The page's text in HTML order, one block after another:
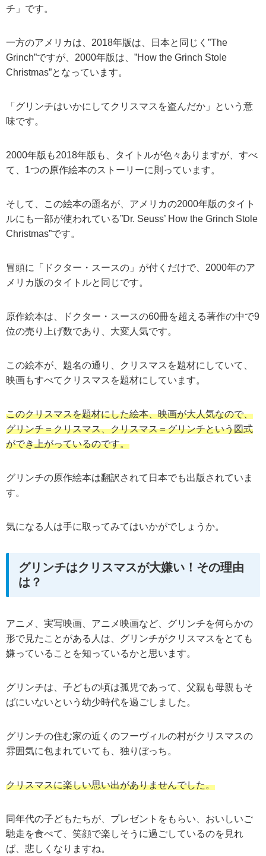
チ」です。
一方のアメリカは、2018年版は、日本と同じく”The
Grinch”ですが、2000年版は、”How the Grinch Stole
Christmas”となっています。
「グリンチはいかにしてクリスマスを盗んだか」という意
味です。
2000年版も2018年版も、タイトルが色々ありますが、すべ
て、1つの原作絵本のストーリーに則っています。
そして、この絵本の題名が、アメリカの2000年版のタイト
ルにも一部が使われている”Dr. Seuss’ How the Grinch Stole
Christmas”です。
冒頭に「ドクター・スースの」が付くだけで、2000年のア
メリカ版のタイトルと同じです。
原作絵本は、ドクター・スースの60冊を超える著作の中で9
位の売り上げ数であり、大変人気です。
この絵本が、題名の通り、クリスマスを題材にしていて、
映画もすべてクリスマスを題材にしています。
このクリスマスを題材にした絵本、映画が大人気なので、
グリンチ＝クリスマス、クリスマス＝グリンチという図式
ができ上がっているのです。
グリンチの原作絵本は翻訳されて日本でも出版されていま
す。
気になる人は手に取ってみてはいかがでしょうか。
グリンチはクリスマスが大嫌い！その理由
は？
アニメ、実写映画、アニメ映画など、グリンチを何らかの
形で見たことがある人は、グリンチがクリスマスをとても
嫌っていることを知っているかと思います。
グリンチは、子どもの頃は孤児であって、父親も母親もそ
ばにいないという幼少時代を過ごしました。
グリンチの住む家の近くのフーヴィルの村がクリスマスの
雰囲気に包まれていても、独りぼっち。
クリスマスに楽しい思い出がありませんでした。
同年代の子どもたちが、プレゼントをもらい、おいしいご
馳走を食べて、笑顔で楽しそうに過ごしているのを見れ
ば、悲しくなりますね。